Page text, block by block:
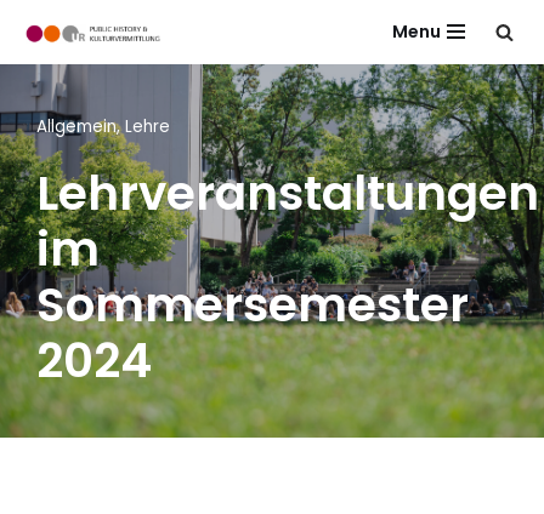
Zum
Inhalt
springen
Menu
Allgemein,Lehre
Lehrveranstaltungen
im
Sommersemester
2024